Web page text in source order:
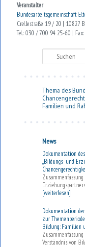
Veranstalter
Bundesarbeitsgemeinschaft
Crellestraße 19 / 20 | 10827
Tel.: 030 / 700 94 25-60 |
Suchen
Thema des
Familien und
News
Dokumentation
„Bildungs- und
[weiterlesen]
Dokumentation
zur
Bildung: Familien
Verständnis von